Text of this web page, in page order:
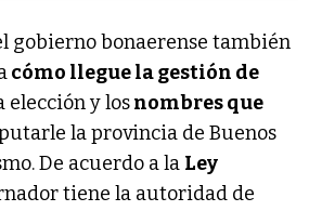
gobierno bonaerense también
cómo llegue la gestión de
elección y losnombres que
la provincia de Buenos
De acuerdo a la Ley
tiene la autoridad de